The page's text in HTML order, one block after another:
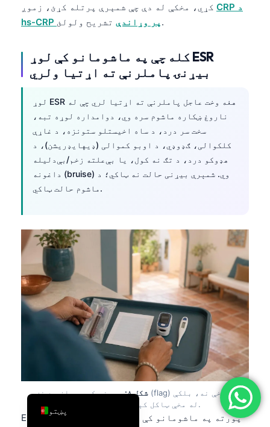
CRP د
hs-CRP پر وړاندېتشریح ولولئ.
کله چې په ماشومانو کې لوړ ESR
بیړنۍ پاملرنې ته اړتیا ولري
لوړ ESR هغه وخت عاجل پاملرنې ته اړتیا لري چې له
ناروغ ښکاره ماشوم سره وي، دوامداره لوړه تبه،
سخت سر درد، د ساه اخیستلو ستونزه، د غاړې
کلکوالی، ګډوډي، د اوبو کموالی (ډیهایډریشن)، د
هډوکو درد، د تګ نه کول، یا بې‌علته زخم/بې‌دلیله
داغونه (bruise) وي. شمېرې بیړنی حالت نه ټاکي؛ د
ماشوم حالت ټاکي.
شکل ۸:
بېړنۍ کچه یوازې د نښې (flag) له مخې نه، بلکې
د نښو نښانو (symptoms) له مخې ټاکل کېږي.
ESR له 100 mm/hr پورته په ماشومانو کې غیرعادي
پښتو
English
Français
עִבְרִית
Español
Português
Ελληνικά
Română
简体中文
فارسی
Български
Dansk
हिन्दी
Bahasa Indonesia
Íslenska